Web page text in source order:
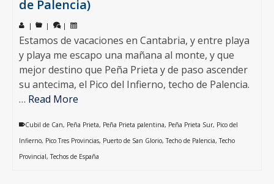
de Palencia)
| | |
Estamos de vacaciones en Cantabria, y entre playa
y playa me escapo una mañana al monte, y que
mejor destino que Peña Prieta y de paso ascender
su antecima, el Pico del Infierno, techo de Palencia.
… Read More
Cubil de Can, Peña Prieta, Peña Prieta palentina, Peña Prieta Sur, Pico del
Infierno, Pico Tres Provincias, Puerto de San Glorio,Techo de Palencia,Techo
Provincial,Techos de España